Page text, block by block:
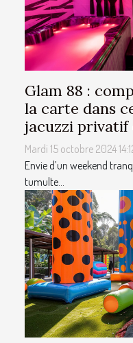
Glam 88 :
la carte dans
jacuzzi privatif
Mardi 15 octobre 2024
Envie d’un weekend
tumulte...